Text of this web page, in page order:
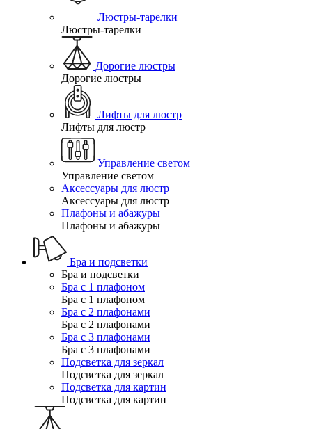
Люстры-тарелки
Люстры-тарелки
Дорогие люстры
Дорогие люстры
Лифты для люстр
Лифты для люстр
Управление светом
Управление светом
Аксессуары для люстр
Аксессуары для люстр
Плафоны и абажуры
Плафоны и абажуры
Бра и подсветки
Бра и подсветки
Бра с 1 плафоном
Бра с 1 плафоном
Бра с 2 плафонами
Бра с 2 плафонами
Бра с 3 плафонами
Бра с 3 плафонами
Подсветка для зеркал
Подсветка для зеркал
Подсветка для картин
Подсветка для картин